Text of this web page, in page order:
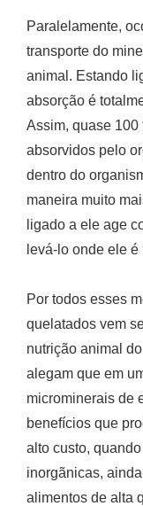
Paralelamente,
transporte do
animal. Estando
absorção é
Assim, quase
absorvidos pelo
dentro do
maneira muito
ligado a ele age
levá-lo onde ele
Por todos esses
quelatados vem
nutrição animal
alegam que em
microminerais de
benefícios que
alto custo,
inorgãnicas,
alimentos de alta